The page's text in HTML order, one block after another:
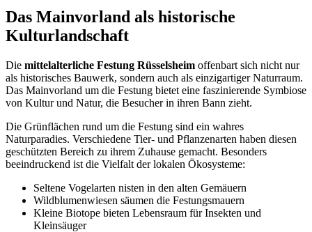
Das Mainvorland als historische
Kulturlandschaft
Die mittelalterliche Festung Rüsselsheim offenbart sich nicht nur
als historisches Bauwerk, sondern auch als einzigartiger Naturraum.
Das Mainvorland um die Festung bietet eine faszinierende Symbiose
von Kultur und Natur, die Besucher in ihren Bann zieht.
Die Grünflächen rund um die Festung sind ein wahres
Naturparadies. Verschiedene Tier- und Pflanzenarten haben diesen
geschützten Bereich zu ihrem Zuhause gemacht. Besonders
beeindruckend ist die Vielfalt der lokalen Ökosysteme:
Seltene Vogelarten nisten in den alten Gemäuern
Wildblumenwiesen säumen die Festungsmauern
Kleine Biotope bieten Lebensraum für Insekten und
Kleinsäuger